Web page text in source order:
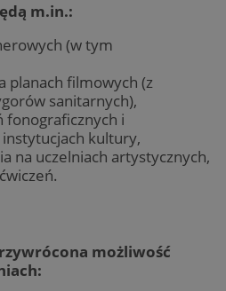
m.in.:
(w tym
planach filmowych (z
sanitarnych),
fonograficznych i
kultury,
na uczelniach artystycznych,
możliwość